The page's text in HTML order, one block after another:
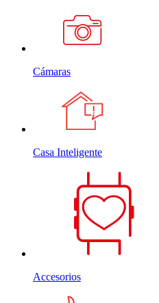
Cámaras
Casa Inteligente
Accesorios